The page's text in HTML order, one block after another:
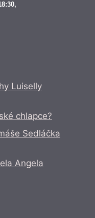
Luiselly
chlapce?
Sedláčka
Angela